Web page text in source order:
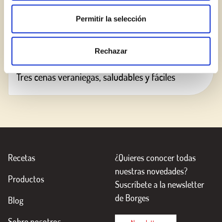
Permitir la selección
Rechazar
Tres cenas veraniegas, saludables y fáciles
Recetas
Productos
Blog
¿Quieres conocer todas
nuestras novedades?
Suscríbete a la newsletter
de Borges